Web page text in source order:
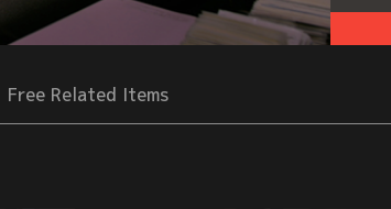
Free Related Items